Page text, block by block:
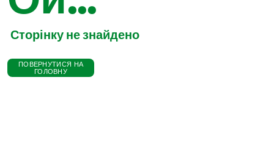
Сторінку не знайдено
ПОВЕРНУТИСЯ НА
ГОЛОВНУ